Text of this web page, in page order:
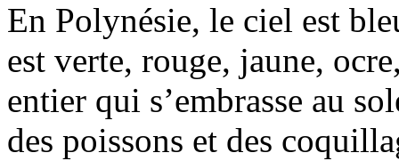
En Polynésie, le ciel est
est verte, rouge, jaune,
entier qui s’embrasse au
des poissons et des